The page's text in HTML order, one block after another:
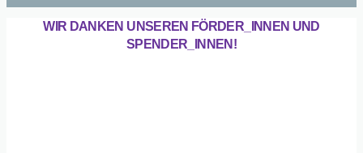
WIR DANKEN UNSEREN FÖRDER_INNEN UND
SPENDER_INNEN!